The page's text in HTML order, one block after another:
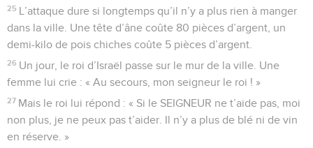
25 L’attaque dure si longtemps qu’il n’y a plus rien à manger
dans la ville. Une tête d’âne coûte 80 pièces d’argent, un
demi-kilo de pois chiches coûte 5 pièces d’argent.
26 Un jour, le roi d’Israël passe sur le mur de la ville. Une
femme lui crie : « Au secours, mon seigneur le roi ! »
27 Mais le roi lui répond : « Si le SEIGNEUR ne t’aide pas, moi
non plus, je ne peux pas t’aider. Il n’y a plus de blé ni de vin
en réserve. »